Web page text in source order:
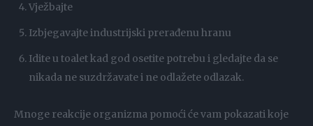
Vježbajte
Izbjegavajte industrijski prerađenu hranu
Idite u toalet kad god osetite potrebu i gledajte da se
nikada ne suzdržavate i ne odlažete odlazak.
Mnoge reakcije organizma pomoći će vam pokazati koje